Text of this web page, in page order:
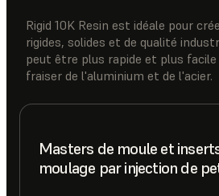
Rigid 10K Resin est idéale pour
rigides, solides et de qualité
peut être plus rapide et plus facile
fraiser de l'aluminium et de l'acier.
Masters de moule et
moulage par injection de